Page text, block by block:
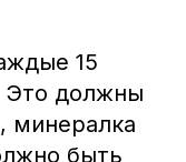
15
Это должны
минералка
быть